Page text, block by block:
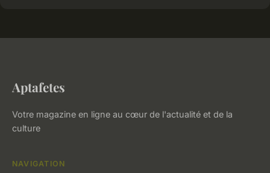
Aptafetes
Votre magazine en ligne au cœur de l'actualité et de la
culture
NAVIGATION